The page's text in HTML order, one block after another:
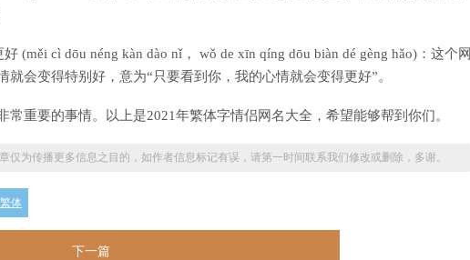
(měi cì dōu néng kàn dào nǐ， wǒ de xīn qíng dōu biàn dé gèng hǎo)：这个网
会变得特别好，意为“只要看到你，我的心情就会变得更好”。
重要的事情。以上是2021年繁体字情侣网名大全，希望能够帮到你们。
仅为传播更多信息之目的，如作者信息标记有误，请第一时间联系我们修改或删除，多谢。
体
下一篇